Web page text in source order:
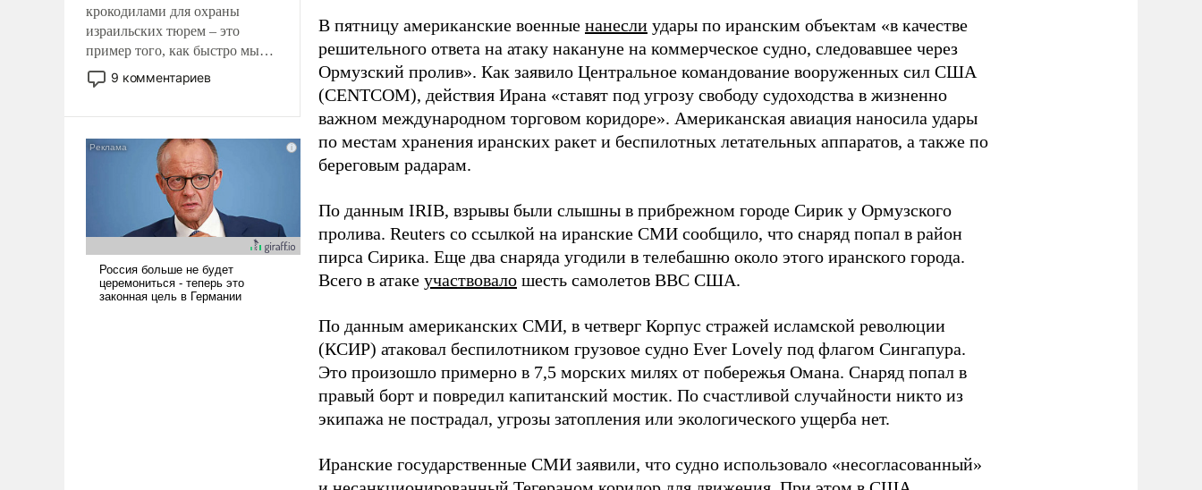
крокодилами для охраны
израильских тюрем – это
пример того, как быстро мы
двигаемся по пути
революционных изменений.
псевдонаучной фантастики,
стало всерьез обсуждаемой
9 комментариев
В пятницу американские военные нанесли удары по иранским объектам «в качестве
решительного ответа на атаку накануне на коммерческое судно, следовавшее через
Ормузский пролив». Как заявило Центральное командование вооруженных сил США
(CENTCOM), действия Ирана «ставят под угрозу свободу судоходства в жизненно
важном международном торговом коридоре». Американская авиация наносила удары
по местам хранения иранских ракет и беспилотных летательных аппаратов, а также по
береговым радарам.
По данным IRIB, взрывы были слышны в прибрежном городе Сирик у Ормузского
пролива. Reuters со ссылкой на иранские СМИ сообщило, что снаряд попал в район
пирса Сирика. Еще два снаряда угодили в телебашню около этого иранского города.
Всего в атаке участвовало шесть самолетов ВВС США.
По данным американских СМИ, в четверг Корпус стражей исламской революции
(КСИР) атаковал беспилотником грузовое судно Ever Lovely под флагом Сингапура.
Это произошло примерно в 7,5 морских милях от побережья Омана. Снаряд попал в
правый борт и повредил капитанский мостик. По счастливой случайности никто из
экипажа не пострадал, угрозы затопления или экологического ущерба нет.
Иранские государственные СМИ заявили, что судно использовало «несогласованный»